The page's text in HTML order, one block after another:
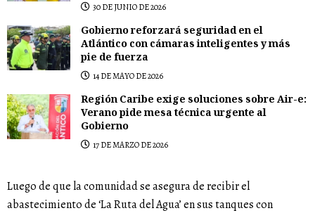
30 DE JUNIO DE 2026
Gobierno reforzará seguridad en el
Atlántico con cámaras inteligentes y más
pie de fuerza
14 DE MAYO DE 2026
Región Caribe exige soluciones sobre Air-e:
Verano pide mesa técnica urgente al
Gobierno
17 DE MARZO DE 2026
Luego de que la comunidad se asegura de recibir el
abastecimiento de ‘La Ruta del Agua’ en sus tanques con